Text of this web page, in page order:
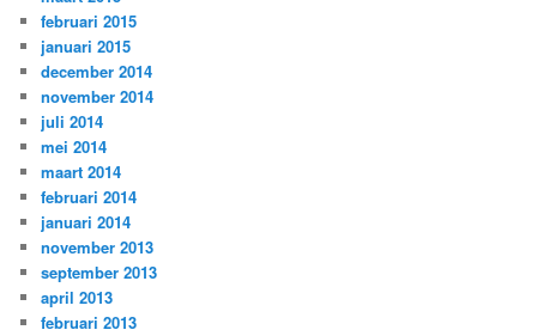
februari 2015
januari 2015
december 2014
november 2014
juli 2014
mei 2014
maart 2014
februari 2014
januari 2014
november 2013
september 2013
april 2013
februari 2013